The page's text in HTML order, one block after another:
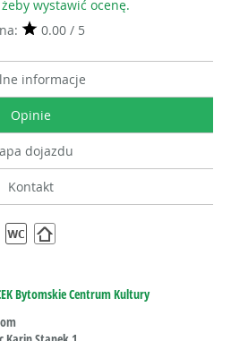
wystawić ocenę.
0.00 / 5
informacje
Opinie
dojazdu
Kontakt
Bytomskie Centrum Kultury